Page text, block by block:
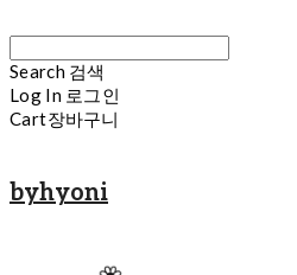
Search 검색
Log In 로그인
Cart장바구니
byhyoni